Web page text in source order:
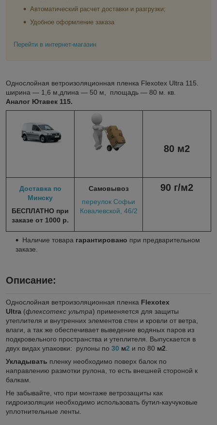
Автоматический расчет доставки и разгрузки;
Удобное оформление заказа
Перейти в интернет-магазин
Однослойная ветроизоляционная пленка Flexotex Ultra 115.
ширина ― 1,6 м,длина ― 50 м, площадь ― 80 м. кв.
Аналог Ютавек 115.
80 м2
Доставка по
Минску
БЕСПЛАТНО при
заказе от 1000 р.
Самовывоз
переулок Софьи
Ковалевской, 46/2
90 г/м2
Наличие товара гарантировано при предварительном
заказе.
Описание:
Однослойная ветроизоляционная пленка Flexotex
Ultra (флексотекс ультра) применяется для защиты
утеплителя и внутренних элементов стен и кровли от ветра,
влаги, а так же обеспечивает выведение водяных паров из
подкровельного пространства и утеплителя. Выпускается в
двух видах упаковки:
рулоны по 30 м2 и по 80 м2
Укладывать пленку необходимо поверх балок по
направлению размотки рулона, то есть внешней стороной к
балкам.
Не забывайте, что при монтаже ветрозащиты как
гидроизоляции необходимо использовать бутил-каучуковые
уплотнительные ленты.